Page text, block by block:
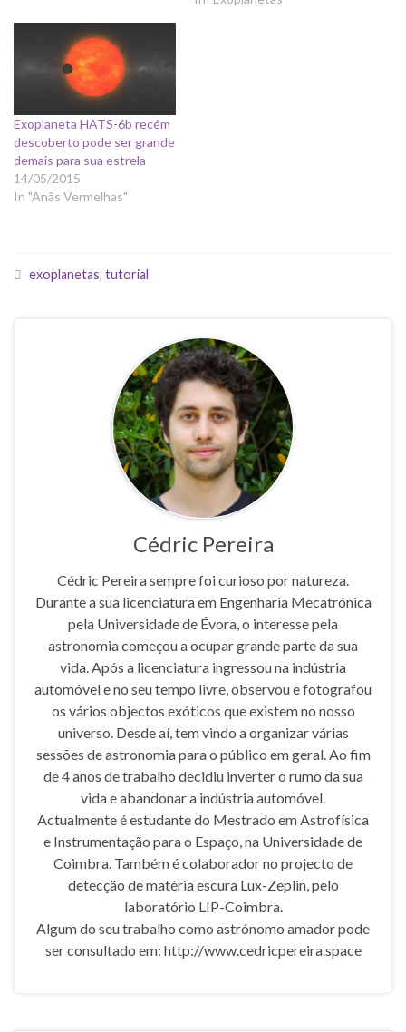
Exoplaneta HATS-6b recém
descoberto pode ser grande
demais para sua estrela
14/05/2015
In "Anãs Vermelhas"
exoplanetas, tutorial
Cédric Pereira
Cédric Pereira sempre foi curioso por natureza.
Durante a sua licenciatura em Engenharia Mecatrónica
pela Universidade de Évora, o interesse pela
astronomia começou a ocupar grande parte da sua
vida. Após a licenciatura ingressou na indústria
automóvel e no seu tempo livre, observou e fotografou
os vários objectos exóticos que existem no nosso
universo. Desde aí, tem vindo a organizar várias
sessões de astronomia para o público em geral. Ao fim
de 4 anos de trabalho decidiu inverter o rumo da sua
vida e abandonar a indústria automóvel.
Actualmente é estudante do Mestrado em Astrofísica
e Instrumentação para o Espaço, na Universidade de
Coimbra. Também é colaborador no projecto de
detecção de matéria escura Lux-Zeplin, pelo
laboratório LIP-Coimbra.
Algum do seu trabalho como astrónomo amador pode
ser consultado em: http://www.cedricpereira.space